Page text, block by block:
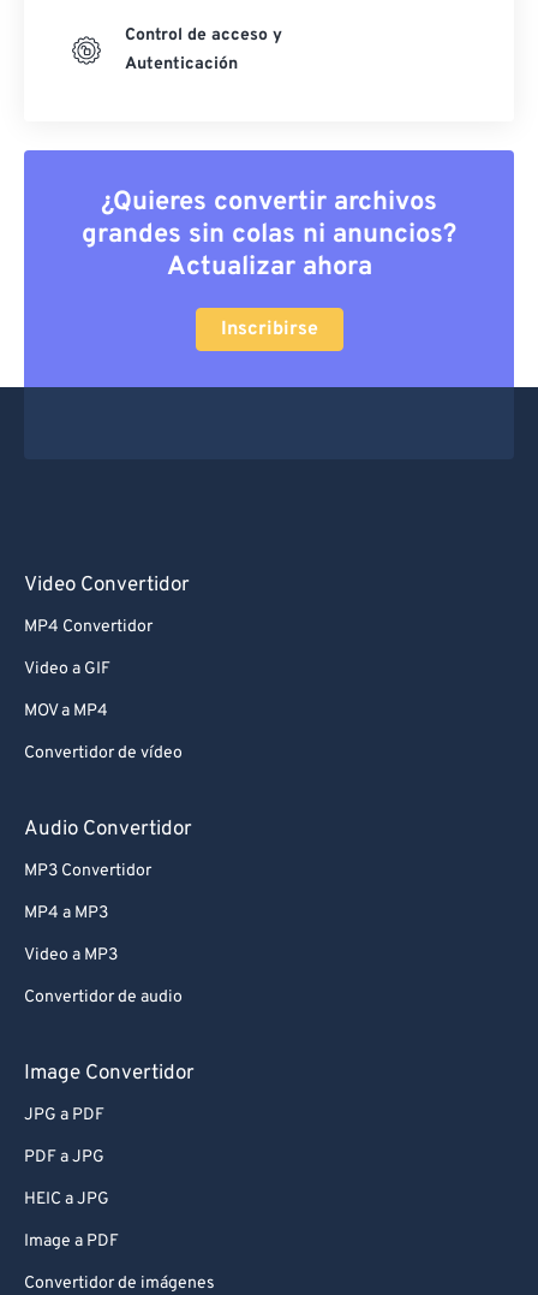
Control de acceso y
Autenticación
¿Quieres convertir archivos
grandes sin colas ni anuncios?
Actualizar ahora
Inscribirse
Video Convertidor
MP4 Convertidor
Video a GIF
MOV a MP4
Convertidor de vídeo
Audio Convertidor
MP3 Convertidor
MP4 a MP3
Video a MP3
Convertidor de audio
Image Convertidor
JPG a PDF
PDF a JPG
HEIC a JPG
Image a PDF
Convertidor de imágenes